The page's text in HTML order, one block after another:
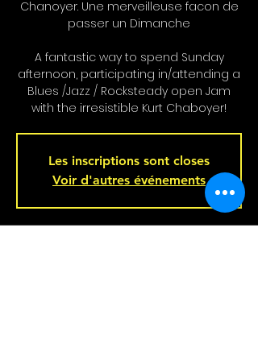
Chanoyer. Une merveilleuse facon de
passer un Dimanche
A fantastic way to spend Sunday
afternoon, participating in/attending a
Blues /Jazz / Rocksteady open Jam
with the irresistible Kurt Chaboyer!
Les inscriptions sont closes
Voir d'autres événements